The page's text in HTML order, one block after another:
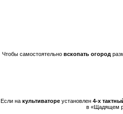
Чтобы самостоятельновскопать огород
Если накультиватореустановлен4-х
в «Щадящем